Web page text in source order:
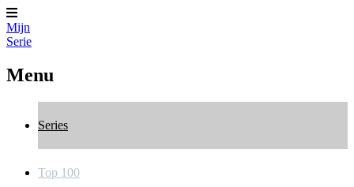
Mijn
Serie
Menu
Series
Top 100